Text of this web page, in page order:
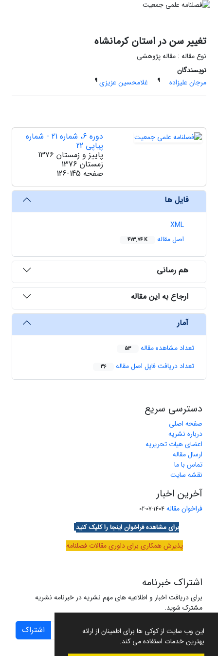
این وب سایت از کوکی ها برای اطمینان از ارائه
بهترین خدمات استفاده می کند.
تغییر سن در استان کرمانشاه
نوع مقاله : مقاله پژوهشی
نویسندگان
مرجان علیزاده
¶ غلامحسین عزیزی ¶
دوره 6، شماره 21 - شماره
پیاپی 22
پاییز و زمستان 1376
زمستان 1376
صفحه 126-145
فایل ها
XML
اصل مقاله
473.74 K
هم رسانی
ارجاع به این مقاله
آمار
تعداد مشاهده مقاله 53
تعداد دریافت فایل اصل مقاله 36
دسترسی سریع
صفحه اصلی
درباره نشریه
اعضای هیات تحریریه
ارسال مقاله
تماس با ما
نقشه سایت
آخرین اخبار
فراخوان مقاله 1404-07-02
برای مشاهده فراخوان اینجا را کلیک کنید
پذیرش همکاری برای داوری مقالات فصلنامه
اشتراک خبرنامه
برای دریافت اخبار و اطلاعیه های مهم نشریه در خبرنامه نشریه
مشترک شوید.
اشتراک